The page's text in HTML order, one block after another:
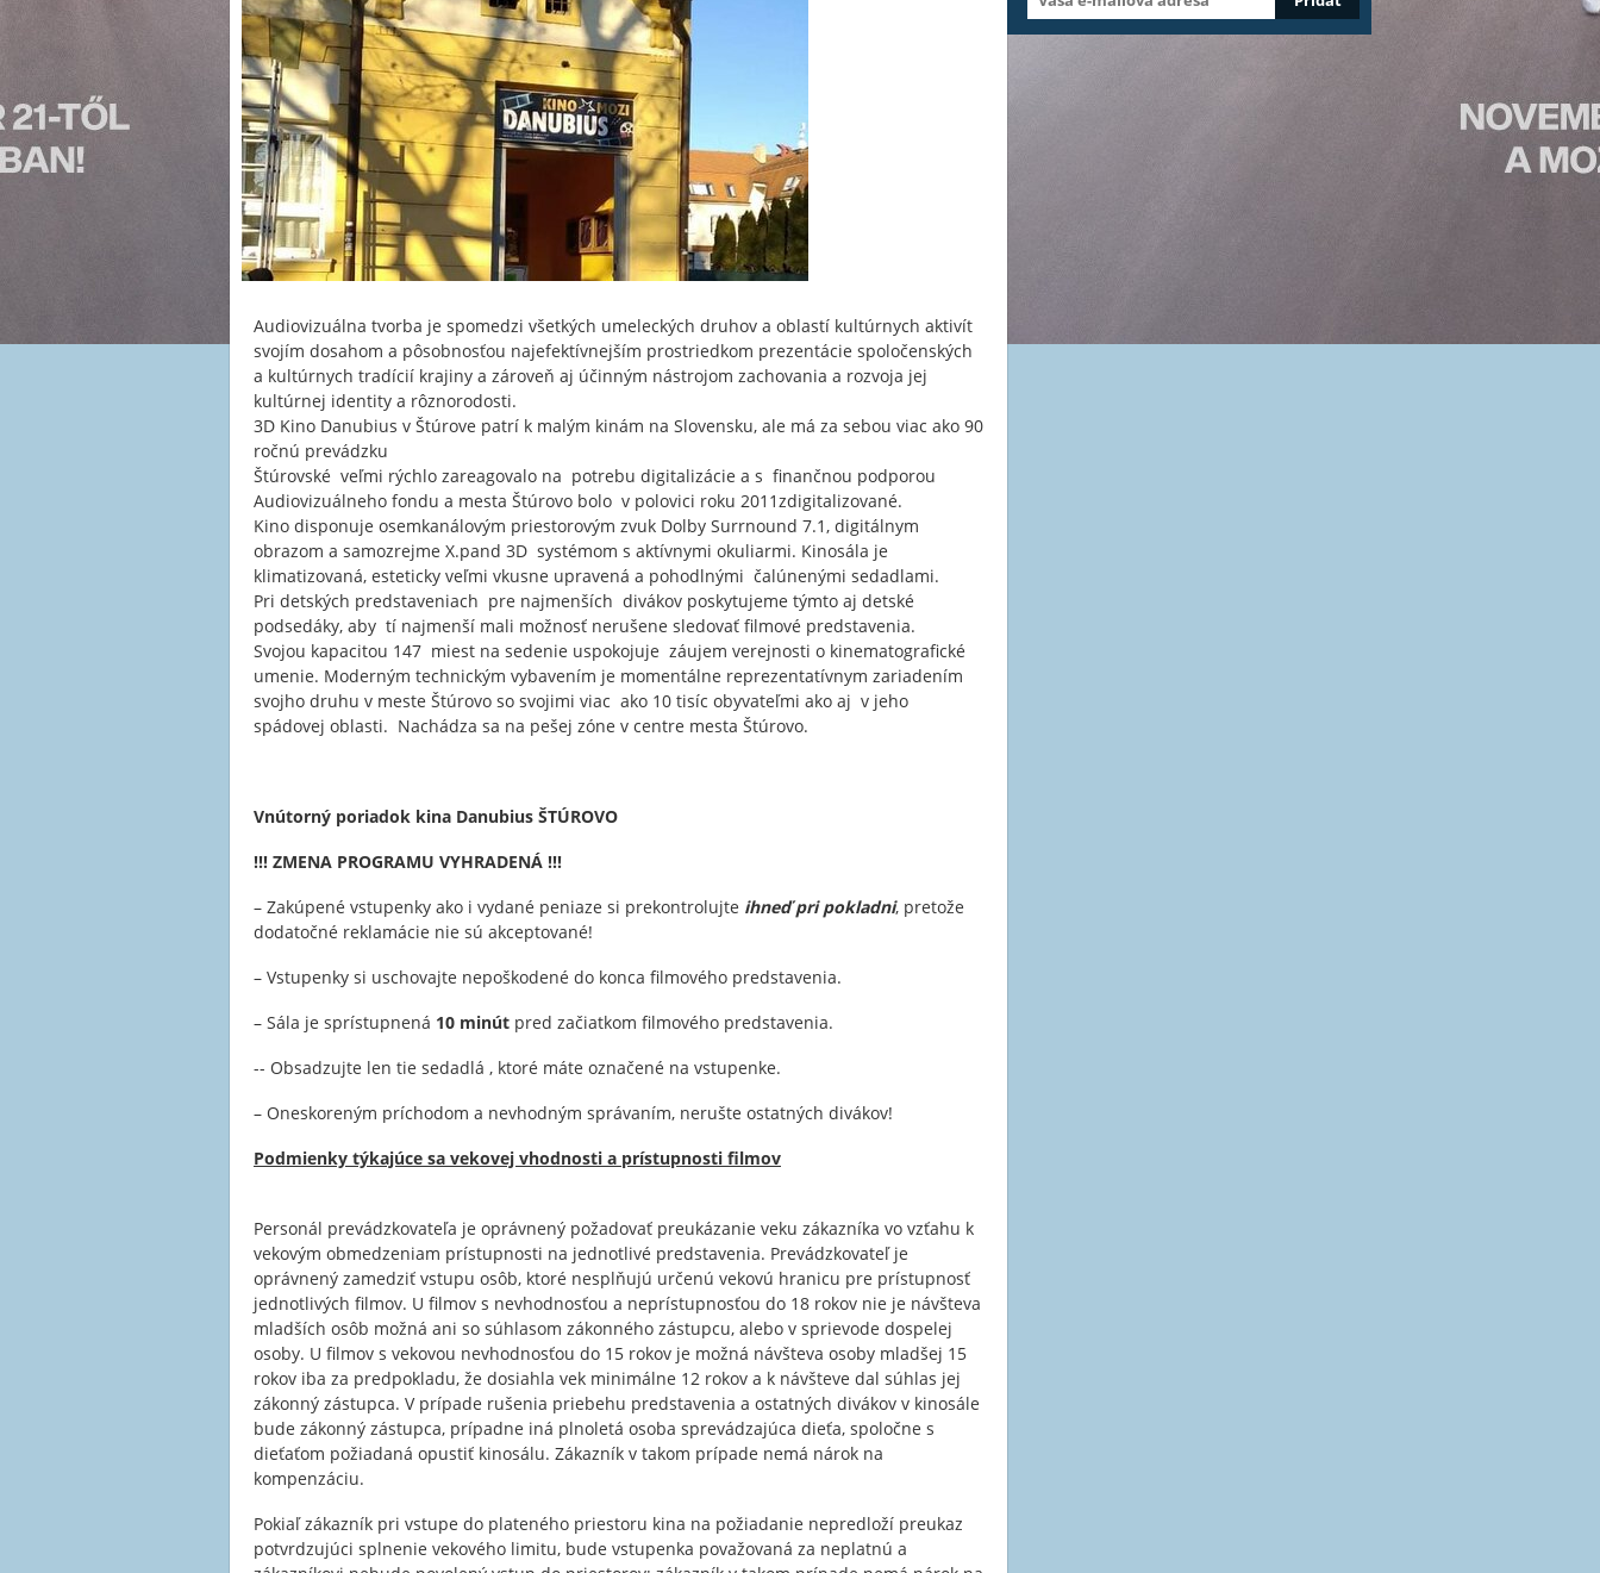
Audiovizuálna tvorba je spomedzi všetkých umeleckých druhov a oblastí kultúrnych aktivít
svojím dosahom a pôsobnosťou najefektívnejším prostriedkom prezentácie spoločenských
a kultúrnych tradícií krajiny a zároveň aj účinným nástrojom zachovania a rozvoja jej
kultúrnej identity a rôznorodosti.
3D Kino Danubius v Štúrove patrí k malým kinám na Slovensku, ale má za sebou viac ako 90
ročnú prevádzku
Štúrovské veľmi rýchlo zareagovalo na potrebu digitalizácie a s finančnou podporou
Audiovizuálneho fondu a mesta Štúrovo bolo v polovici roku 2011zdigitalizované.
Kino disponuje osemkanálovým priestorovým zvuk Dolby Surrnound 7.1, digitálnym
obrazom a samozrejme X.pand 3D systémom s aktívnymi okuliarmi. Kinosála je
klimatizovaná, esteticky veľmi vkusne upravená a pohodlnými čalúnenými sedadlami.
Pri detských predstaveniach pre najmenších divákov poskytujeme týmto aj detské
podsedáky, aby tí najmenší mali možnosť nerušene sledovať filmové predstavenia.
Svojou kapacitou 147 miest na sedenie uspokojuje záujem verejnosti o kinematografické
umenie. Moderným technickým vybavením je momentálne reprezentatívnym zariadením
svojho druhu v meste Štúrovo so svojimi viac ako 10 tisíc obyvateľmi ako aj v jeho
spádovej oblasti. Nachádza sa na pešej zóne v centre mesta Štúrovo.
Vnútorný poriadok kina Danubius ŠTÚROVO
!!! ZMENA PROGRAMU VYHRADENÁ !!!
– Zakúpené vstupenky ako i vydané peniaze si prekontrolujte ihneď pri pokladni, pretože
dodatočné reklamácie nie sú akceptované!
– Vstupenky si uschovajte nepoškodené do konca filmového predstavenia.
– Sála je sprístupnená 10 minút pred začiatkom filmového predstavenia.
-- Obsadzujte len tie sedadlá , ktoré máte označené na vstupenke.
– Oneskoreným príchodom a nevhodným správaním, nerušte ostatných divákov!
Podmienky týkajúce sa vekovej vhodnosti a prístupnosti filmov
Personál prevádzkovateľa je oprávnený požadovať preukázanie veku zákazníka vo vzťahu k
vekovým obmedzeniam prístupnosti na jednotlivé predstavenia. Prevádzkovateľ je
oprávnený zamedziť vstupu osôb, ktoré nesplňujú určenú vekovú hranicu pre prístupnosť
jednotlivých filmov. U filmov s nevhodnosťou a neprístupnosťou do 18 rokov nie je návšteva
mladších osôb možná ani so súhlasom zákonného zástupcu, alebo v sprievode dospelej
osoby. U filmov s vekovou nevhodnosťou do 15 rokov je možná návšteva osoby mladšej 15
rokov iba za predpokladu, že dosiahla vek minimálne 12 rokov a k návšteve dal súhlas jej
zákonný zástupca. V prípade rušenia priebehu predstavenia a ostatných divákov v kinosále
bude zákonný zástupca, prípadne iná plnoletá osoba sprevádzajúca dieťa, spoločne s
dieťaťom požiadaná opustiť kinosálu. Zákazník v takom prípade nemá nárok na
kompenzáciu.
Pokiaľ zákazník pri vstupe do plateného priestoru kina na požiadanie nepredloží preukaz
potvrdzujúci splnenie vekového limitu, bude vstupenka považovaná za neplatnú a